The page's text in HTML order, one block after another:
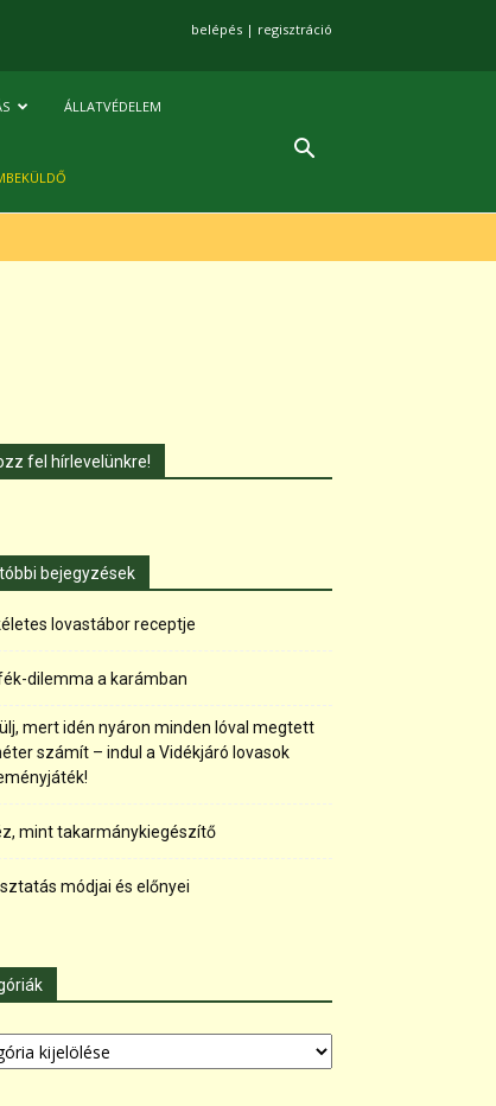
belépés | regisztráció
ÁLLATVÉDELEM
fel hírlevelünkre!
bejegyzések
lovastábor receptje
dilemma a karámban
mert idén nyáron minden lóval megtett
számít – indul a Vidékjáró lovasok
mint takarmánykiegészítő
módjai és előnyei